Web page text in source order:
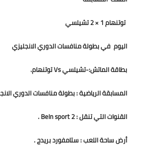
توتنهام 1 × 2 تشيلسي
اليوم في بطولة منافسات الدوري الانجليزي
بطاقة الماتش:-تشيلسي Vs توتنهام.
المسابقة الرياضية : بطولة منافسات الدوري
القنوات التي تنقل : BeIn sport 2 .
أرض ساحة اللعب : ستامفورد بريدج .